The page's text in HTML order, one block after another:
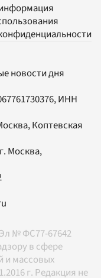
новости дня
ИНН
Коптевская
Москва,
№ ФС77-67642
в сфере
и массовых
г. Редакция не